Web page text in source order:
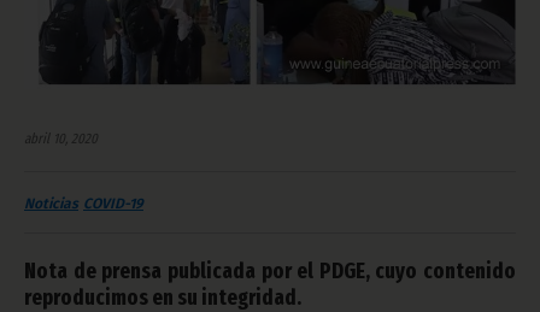
abril 10, 2020
Noticias COVID-19
Nota de prensa publicada por el PDGE, cuyo contenido
reproducimos en su integridad.